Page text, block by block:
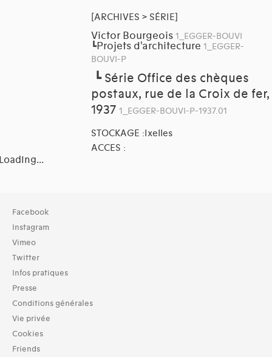
[ARCHIVES > SÉRIE]
Victor Bourgeois 1_EGGER-BOUVI
┗Projets d'architecture 1_EGGER-
BOUVI-P
┗ Série Office des chèques
postaux, rue de la Croix de fer,
1937 1_EGGER-BOUVI-P-1937.01
STOCKAGE :Ixelles
ACCES :
Collection
TOUT (2)
Archives (2)
Domaines thématiques
01-architecture domestique (2)
02-architecture agricole (1)
04-architecture commerciale et de services (2)
05-architecture de l'administration et vie publique (3)
07-architecture judiciaire, pénitentiaire, police (1)
09-architecture hospitalière, assistance et protection
Facebook
Instagram
Vimeo
Twitter
Infos pratiques
Presse
Conditions générales
Vie privée
Cookies
Friends